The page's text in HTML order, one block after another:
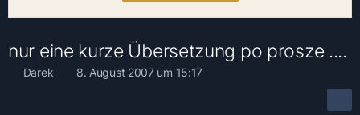
nur eine kurze Übersetzung po prosze ....
Darek 8. August 2007 um 15:17